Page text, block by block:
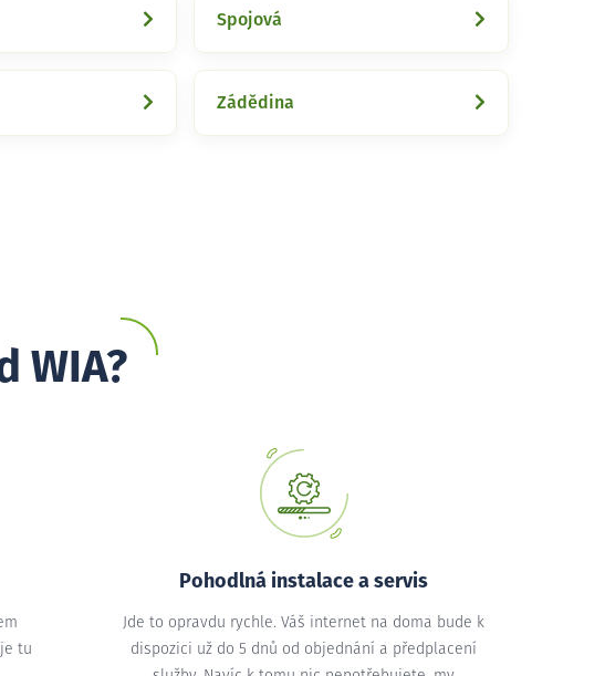
Spojová
Zádědina
WIA?
tu
Pohodlná instalace a servis
Jde to opravdu rychle. Váš internet na doma bude k
dispozici už do 5 dnů od objednání a předplacení